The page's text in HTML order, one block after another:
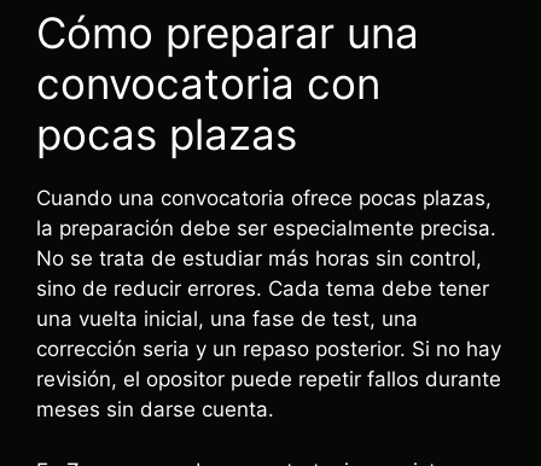
Cómo preparar una
convocatoria con
pocas plazas
Cuando una convocatoria ofrece pocas plazas,
la preparación debe ser especialmente precisa.
No se trata de estudiar más horas sin control,
sino de reducir errores. Cada tema debe tener
una vuelta inicial, una fase de test, una
corrección seria y un repaso posterior. Si no hay
revisión, el opositor puede repetir fallos durante
meses sin darse cuenta.